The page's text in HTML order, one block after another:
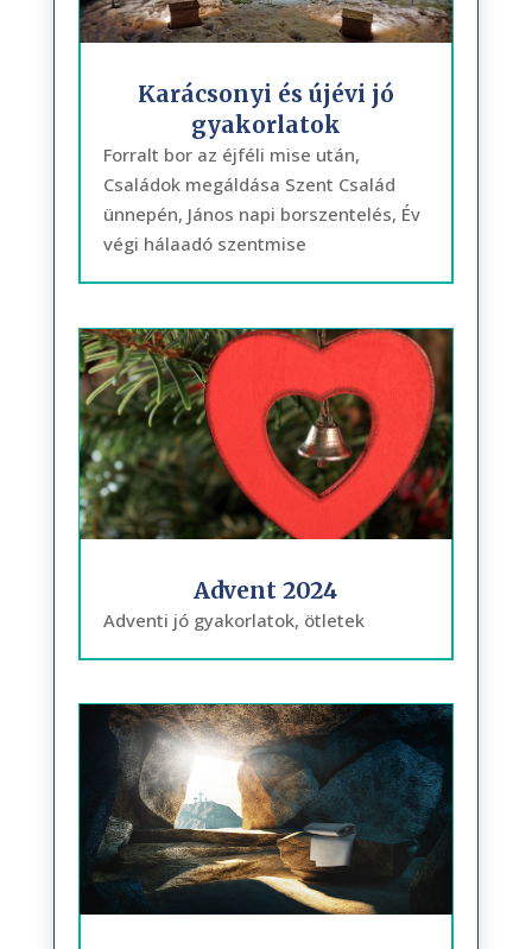
Karácsonyi és újévi jó
gyakorlatok
Forralt bor az éjféli mise után,
Családok megáldása Szent Család
ünnepén, János napi borszentelés, Év
végi hálaadó szentmise
Advent 2024
Adventi jó gyakorlatok, ötletek